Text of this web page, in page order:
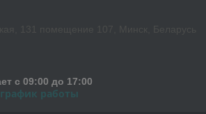
с 09:00 до 17:00
работы